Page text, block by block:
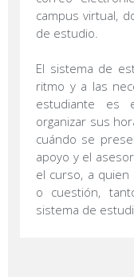
campus virtual,
de estudio.
El sistema de
ritmo y a las
estudiante es
organizar sus
cuándo se
apoyo y el
el curso, a
o cuestión,
sistema de